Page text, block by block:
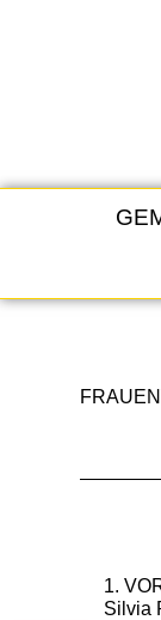
1.
Silvia